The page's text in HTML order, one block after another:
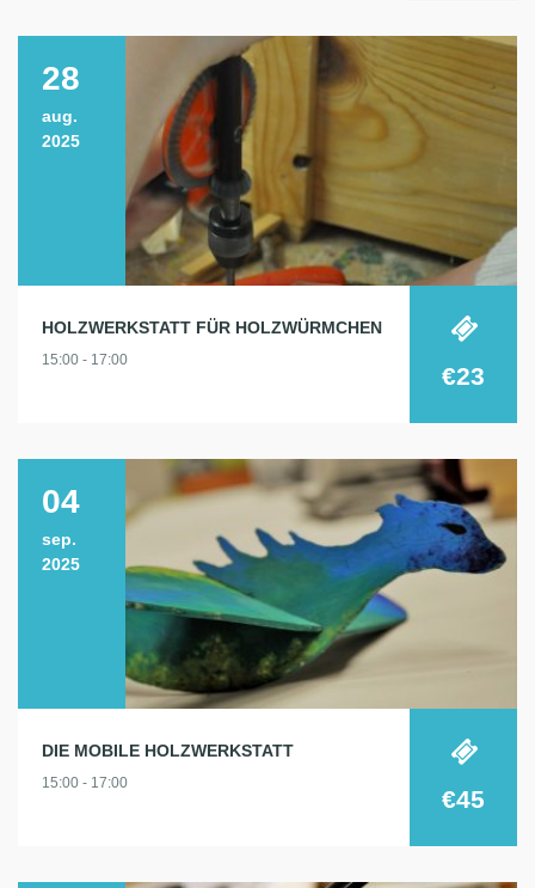
28
aug.
2025
HOLZWERKSTATT FÜR HOLZWÜRMCHEN
15:00 - 17:00
€23
04
sep.
2025
DIE MOBILE HOLZWERKSTATT
15:00 - 17:00
€45